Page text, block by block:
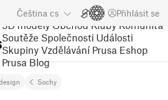
Čeština cs Přihlásit se
3D modely Obchod Kluby Komunita
Soutěže Společnosti Události
Skupiny Vzdělávání Prusa Eshop
Prusa Blog
Sochy